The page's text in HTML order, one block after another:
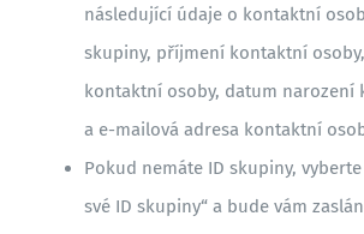
následující údaje o kontaktní
skupiny, příjmení kontaktní
kontaktní osoby, datum narození
a e-mailová adresa kontaktní
Pokud nemáte ID skupiny,
své ID skupiny“ a bude vám